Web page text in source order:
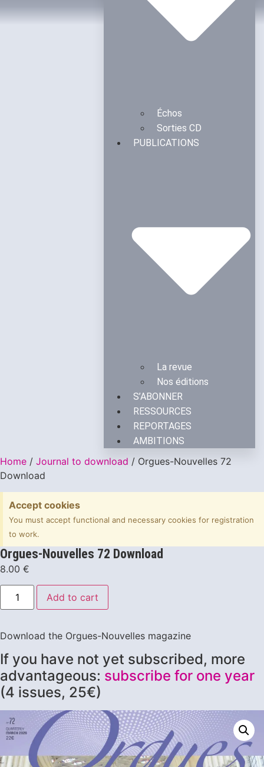
Échos
Sorties CD
PUBLICATIONS
La revue
Nos éditions
S’ABONNER
RESSOURCES
REPORTAGES
AMBITIONS
Home / Journal to download / Orgues-Nouvelles 72
Download
Accept cookies
You must accept functional and necessary cookies for registration
to work.
Orgues-Nouvelles 72 Download
8.00 €
Add to cart
Download the Orgues-Nouvelles magazine
If you have not yet subscribed, more
advantageous: subscribe for one year
(4 issues, 25€)